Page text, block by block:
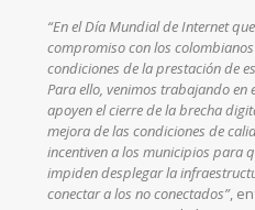
“En el Día Mundial de Internet
compromiso con los
condiciones de la prestación de
Para ello, venimos trabajando en
apoyen el cierre de la brecha
mejora de las condiciones de
incentiven a los municipios para
impiden desplegar la
conectar a los no conectados”,